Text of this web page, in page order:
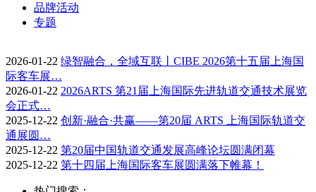
品牌活动
专题
2026-01-22 绿智融合，全域互联丨CIBE 2026第十五届上海国
际客车展…
2026-01-22 2026ARTS 第21届上海国际先进轨道交通技术展览
会正式…
2025-12-22 创新·融合·共赢——第20届 ARTS 上海国际轨道交
通展圆…
2025-12-22 第20届中国轨道交通发展高峰论坛圆满闭幕
2025-12-22 第十四届上海国际客车展圆满落下帷幕！